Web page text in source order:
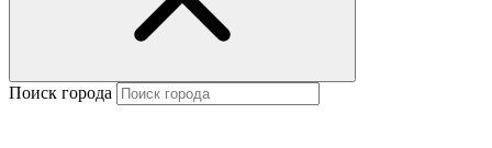
Поиск города